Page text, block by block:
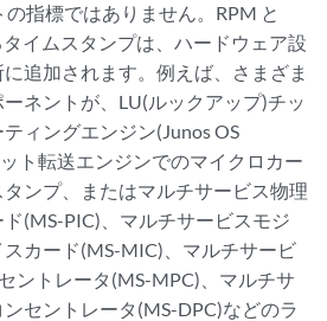
指標ではありません。RPM と
イムスタンプは、ハードウェア設
追加されます。例えば、さまざま
ネントが、LU(ルックアップ)チッ
ィングエンジン(Junos OS
ト転送エンジンでのマイクロカー
ンプ、またはマルチサービス物理
(MS-PIC)、マルチサービスモジ
カード(MS-MIC)、マルチサービ
ントレータ(MS-MPC)、マルチサ
セントレータ(MS-DPC)などのラ